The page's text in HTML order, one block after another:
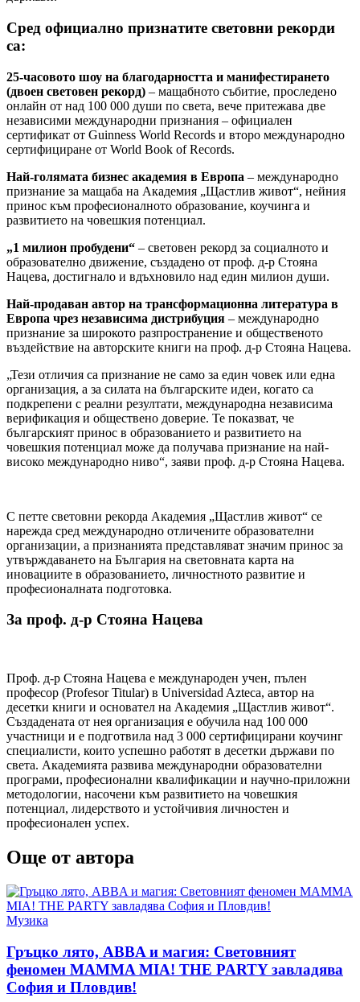
Сред официално признатите световни рекорди
са:
25-часовото шоу на благодарността и манифестирането
(двоен световен рекорд) – мащабното събитие, проследено
онлайн от над 100 000 души по света, вече притежава две
независими международни признания – официален
сертификат от Guinness World Records и второ международно
сертифициране от World Book of Records.
Най-голямата бизнес академия в Европа – международно
признание за мащаба на Академия „Щастлив живот“, нейния
принос към професионалното образование, коучинга и
развитието на човешкия потенциал.
„1 милион пробудени“ – световен рекорд за социалното и
образователно движение, създадено от проф. д-р Стояна
Нацева, достигнало и вдъхновило над един милион души.
Най-продаван автор на трансформационна литература в
Европа чрез независима дистрибуция – международно
признание за широкото разпространение и общественото
въздействие на авторските книги на проф. д-р Стояна Нацева.
„Тези отличия са признание не само за един човек или една
организация, а за силата на българските идеи, когато са
подкрепени с реални резултати, международна независима
верификация и обществено доверие. Те показват, че
българският принос в образованието и развитието на
човешкия потенциал може да получава признание на най-
високо международно ниво“, заяви проф. д-р Стояна Нацева.
С петте световни рекорда Академия „Щастлив живот“ се
нарежда сред международно отличените образователни
организации, а признанията представляват значим принос за
утвърждаването на България на световната карта на
иновациите в образованието, личностното развитие и
професионалната подготовка.
За проф. д-р Стояна Нацева
Проф. д-р Стояна Нацева е международен учен, пълен
професор (Profesor Titular) в Universidad Azteca, автор на
десетки книги и основател на Академия „Щастлив живот“.
Създадената от нея организация е обучила над 100 000
участници и е подготвила над 3 000 сертифицирани коучинг
специалисти, които успешно работят в десетки държави по
света. Академията развива международни образователни
програми, професионални квалификации и научно-приложни
методологии, насочени към развитието на човешкия
потенциал, лидерството и устойчивия личностен и
професионален успех.
Още от автора
Posted
Музика
Гръцко лято, ABBA и магия: Световният
феномен MAMMA MIA! THE PARTY завладява
София и Пловдив!